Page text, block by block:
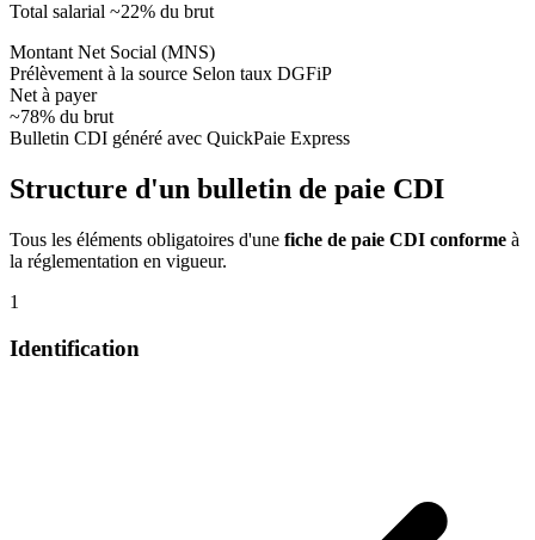
Total salarial ~22% du brut
Montant Net Social (MNS)
Prélèvement à la source Selon taux DGFiP
Net à payer
~78% du brut
Bulletin CDI généré avec QuickPaie Express
Structure d'un bulletin de paie CDI
Tous les éléments obligatoires d'une fiche de paie CDI conforme à
la réglementation en vigueur.
1
Identification